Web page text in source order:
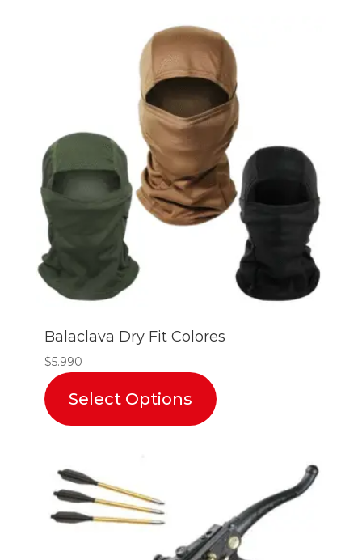
Balaclava Dry Fit Colores
$5.990
Select Options